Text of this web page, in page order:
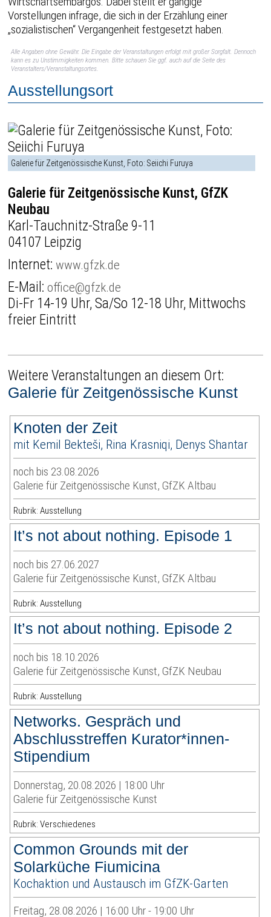
Vorstellungen infrage, die sich in der Erzählung einer
„sozialistischen“ Vergangenheit festgesetzt haben.
Alle Angaben ohne Gewähr. Die Eingabe der Veranstaltungen erfolgt mit großer Sorgfalt. Dennoch
kann es zu Unstimmigkeiten kommen. Bitte schauen Sie ggf. auch auf die Seite des
Veranstalters/Veranstaltungsortes.
Ausstellungsort
Galerie für Zeitgenössische Kunst, Foto: Seiichi Furuya
Galerie für Zeitgenössische Kunst, GfZK
Neubau
Karl-Tauchnitz-Straße 9-11
04107 Leipzig
Internet:www.gfzk.de
E-Mail:office@gfzk.de
Di-Fr 14-19 Uhr, Sa/So 12-18 Uhr, Mittwochs
freier Eintritt
Weitere Veranstaltungen an diesem Ort:
Galerie für Zeitgenössische Kunst
Knoten der Zeit
mit Kemil Bekteši, Rina Krasniqi, Denys Shantar
noch bis 23.08.2026
Galerie für Zeitgenössische Kunst, GfZK Altbau
Rubrik: Ausstellung
It’s not about nothing. Episode 1
noch bis 27.06.2027
Galerie für Zeitgenössische Kunst, GfZK Altbau
Rubrik: Ausstellung
It’s not about nothing. Episode 2
noch bis 18.10.2026
Galerie für Zeitgenössische Kunst, GfZK Neubau
Rubrik: Ausstellung
Networks. Gespräch und
Abschlusstreffen Kurator*innen-
Stipendium
Donnerstag, 20.08.2026 | 18:00 Uhr
Galerie für Zeitgenössische Kunst
Rubrik: Verschiedenes
Common Grounds mit der
Solarküche Fiumicina
Kochaktion und Austausch im GfZK-Garten
Freitag, 28.08.2026 | 16:00 Uhr - 19:00 Uhr